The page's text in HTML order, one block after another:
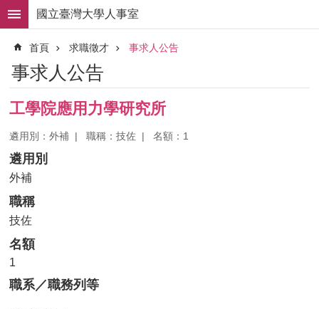
跳到主要內容區塊
進
階
搜
尋
求
職
徵
組
職
掌
人
事
法
規
國立臺灣大學人事室
首頁 求職徵才 事求人公告
事求人公告
工學院應用力學研究所
遴用別：外補 職稱：技佐 名額：1
遴用別
外補
職稱
技佐
名額
1
職系／職務列等